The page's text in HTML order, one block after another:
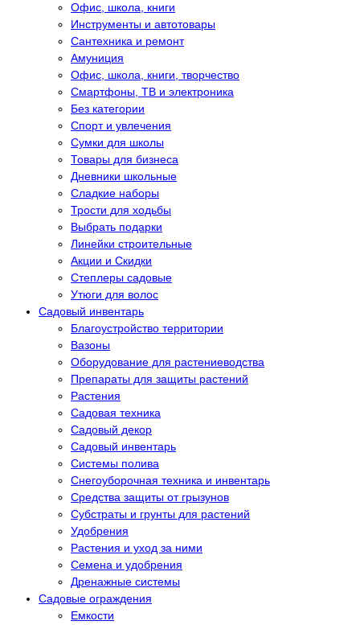
Офис, школа, книги
Инструменты и автотовары
Сантехника и ремонт
Амуниция
Офис, школа, книги, творчество
Смартфоны, ТВ и электроника
Без категории
Спорт и увлечения
Сумки для школы
Товары для бизнеса
Дневники школьные
Сладкие наборы
Трости для ходьбы
Выбрать подарки
Линейки строительные
Акции и Скидки
Степлеры садовые
Утюги для волос
Садовый инвентарь
Благоустройство территории
Вазоны
Оборудование для растениеводства
Препараты для защиты растений
Растения
Садовая техника
Садовый декор
Садовый инвентарь
Системы полива
Снегоуборочная техника и инвентарь
Средства защиты от грызунов
Субстраты и грунты для растений
Удобрения
Растения и уход за ними
Семена и удобрения
Дренажные системы
Садовые ограждения
Емкости